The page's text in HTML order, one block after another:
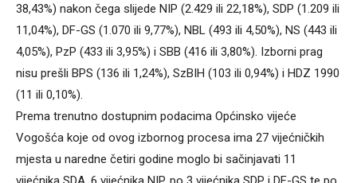
38,43%) nakon čega slijede NIP (2.429 ili 22,18%), SDP (1.209 ili
11,04%), DF-GS (1.070 ili 9,77%), NBL (493 ili 4,50%), NS (443 ili
4,05%), PzP (433 ili 3,95%) i SBB (416 ili 3,80%). Izborni prag
nisu prešli BPS (136 ili 1,24%), SzBIH (103 ili 0,94%) i HDZ 1990
(11 ili 0,10%).
Prema trenutno dostupnim podacima Općinsko vijeće
Vogošća koje od ovog izbornog procesa ima 27 vijećničkih
mjesta u naredne četiri godine moglo bi sačinjavati 11